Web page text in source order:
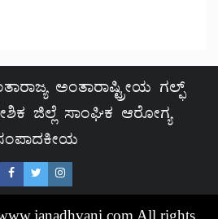
ಅಂತಾರಾಷ್ಟ್ರೀಯ ಗಲ್ಫ್
ಜಿಲ್ಲೆ ಸಾಂಘಿಕ ಆರೋಗ್ಯ